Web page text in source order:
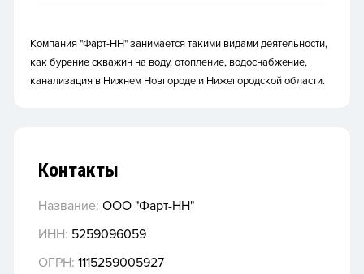
Компания "Фарт-НН" занимается такими видами деятельности,
как бурение скважин на воду, отопление, водоснабжение,
канализация в Нижнем Новгороде и Нижегородской области.
Контакты
Название: ООО "Фарт-НН"
ИНН: 5259096059
ОГРН: 1115259005927